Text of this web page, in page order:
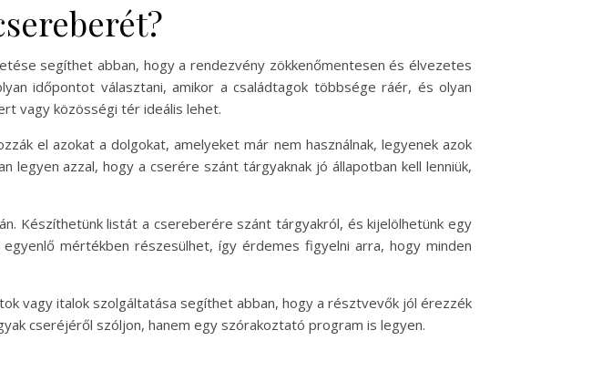
segíthet abban, hogy a rendezvény zökkenőmentesen és élvezetes
időpontot választani, amikor a családtagok többsége ráér, és olyan
vagy közösségi tér ideális lehet.
el azokat a dolgokat, amelyeket már nem használnak, legyenek azok
legyen azzal, hogy a cserére szánt tárgyaknak jó állapotban kell lenniük,
Készíthetünk listát a csereberére szánt tárgyakról, és kijelölhetünk egy
mértékben részesülhet, így érdemes figyelni arra, hogy minden
vagy italok szolgáltatása segíthet abban, hogy a résztvevők jól érezzék
cseréjéről szóljon, hanem egy szórakoztató program is legyen.